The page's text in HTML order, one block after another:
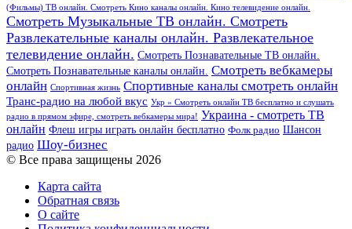
(Фильмы) ТВ онлайн. Смотреть Кино каналы онлайн. Кино телевидение онлайн.
Смотреть Музыкальные ТВ онлайн. Смотреть
Развлекательные каналы онлайн. Развлекательное
телевидение онлайн. Смотреть Познавательные ТВ онлайн.
Смотреть Познавательные каналы онлайн. Смотреть вебкамеры
онлайн Спортивная жизнь Спортивные каналы смотреть онлайн
Транс-радио на любой вкус Укр » Смотреть онлайн ТВ бесплатно и слушать
радио в прямом эфире, смотреть вебкамеры мира! Украина - смотреть ТВ
онлайн Флеш игры играть онлайн бесплатно Фолк радио Шансон
радио Шоу-бизнес
© Все права защищены 2026
Карта сайта
Обратная связь
О сайте